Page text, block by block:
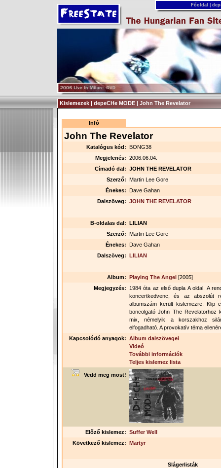
Főoldal
Kislemezek | depeCHe MODE | John The Revelator
Infó
John The Revelator
Katalógus kód: BONG38
Megjelenés: 2006.06.04.
Címadó dal: JOHN THE REVELATOR
Szerző: Martin Lee Gore
Énekes: Dave Gahan
Dalszöveg: JOHN THE REVELATOR
B-oldalas dal: LILIAN
Szerző: Martin Lee Gore
Énekes: Dave Gahan
Dalszöveg: LILIAN
Album: Playing The Angel [2005]
Megjegyzés:
1984 óta az első dupla A oldal. A
koncertkedvenc, és az abszolút
albumszám került kislemezre. Klip
boncolgató John The Revelatorhoz
mix, némelyik a korszakhoz
elfogadható. A provokatív téma
Kapcsolódó anyagok: Album dalszövegei
Videó
További információk
Teljes kislemez lista
Vedd meg most!
Előző kislemez: Suffer Well
Következő kislemez: Martyr
Slágerlisták